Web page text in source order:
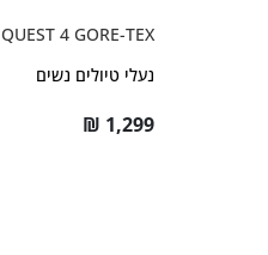
QUEST 4 GORE-TEX
נעלי טיולים נשים
₪ 1,299